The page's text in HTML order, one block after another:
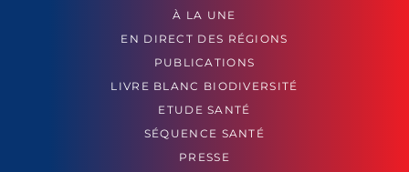
À LA UNE
EN DIRECT DES RÉGIONS
PUBLICATIONS
LIVRE BLANC BIODIVERSITÉ
ETUDE SANTÉ
SÉQUENCE SANTÉ
PRESSE